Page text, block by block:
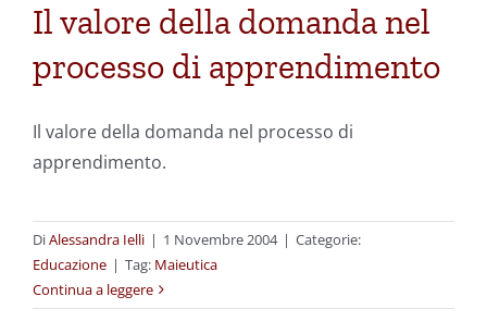
Il valore della domanda nel
processo di apprendimento
Il valore della domanda nel processo di
apprendimento.
DiAlessandra Ielli | 1 Novembre 2004 | Categorie:
Educazione | Tag: Maieutica
Continua a leggere